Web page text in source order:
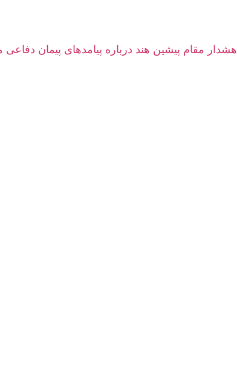
هشدار مقام پیشین هند درباره پیامدهای پیمان دفاعی